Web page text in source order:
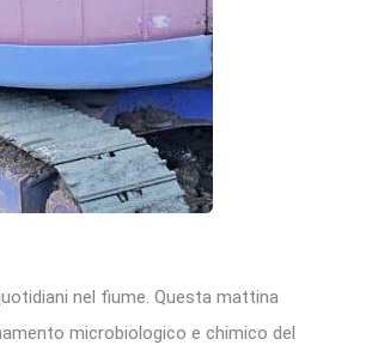
nel fiume. Questa mattina
microbiologico e chimico del